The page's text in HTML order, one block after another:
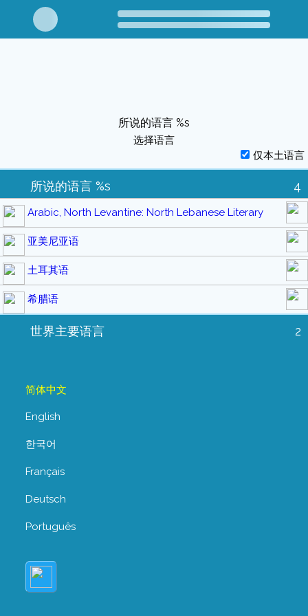
所说的语言 %s
选择语言
仅本土语言
所说的语言 %s 4
Arabic, North Levantine: North Lebanese Literary
亚美尼亚语
土耳其语
希腊语
世界主要语言 2
简体中文
English
한국어
Français
Deutsch
Português